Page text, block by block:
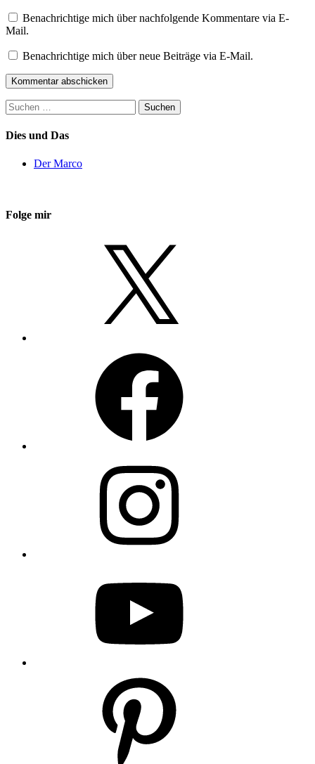
Benachrichtige mich über nachfolgende Kommentare via E-
Mail.
Benachrichtige mich über neue Beiträge via E-Mail.
Suchen
nach:
Dies und Das
Der Marco
Folge mir